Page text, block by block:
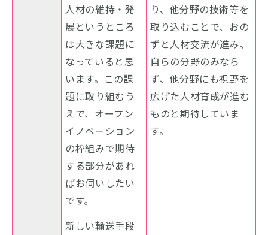
人材の維持・発
展というところ
は大きな課題に
なっていると思
います。この課
題に取り組むう
えで、オープン
イノベーション
の枠組みで期待
する部分があれ
ばお伺いしたい
です。
り、他分野の技術等を
取り込むことで、おの
ずと人材交流が進み、
自らの分野のみなら
ず、他分野にも視野を
広げた人材育成が進む
ものと期待していま
す。
新しい輸送手段